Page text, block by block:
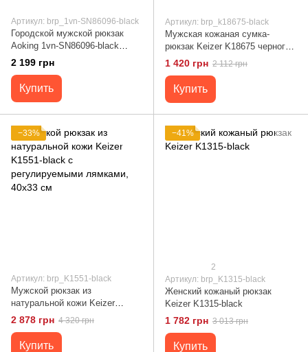
Артикул: brp_1vn-SN86096-black
Городской мужской рюкзак
Aoking 1vn-SN86096-black
полиэстер 1680D 156" ноутбук
2 199 грн
Купить
Артикул: brp_k18675-black
Мужская кожаная сумка-
рюкзак Keizer K18675 черного
цвета с текстильной
подкладкой
1 420 грн 2 112 грн
Купить
−33%
Артикул: brp_K1551-black
Мужской рюкзак из
натуральной кожи Keizer
K1551-black с регулируемыми
лямками, 40x33 см
2 878 грн 4 320 грн
Купить
−41%
2
Артикул: brp_K1315-black
Женский кожаный рюкзак
Keizer K1315-black
1 782 грн 3 013 грн
Купить